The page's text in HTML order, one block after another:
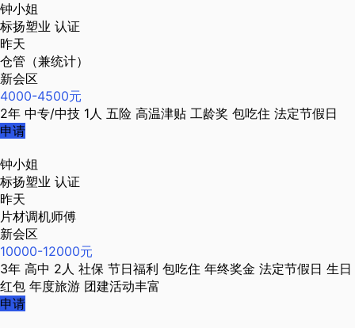
钟小姐
标扬塑业 认证
昨天
仓管（兼统计）
新会区
4000-4500元
2年 中专/中技 1人 五险 高温津贴 工龄奖 包吃住 法定节假日
申请
钟小姐
标扬塑业 认证
昨天
片材调机师傅
新会区
10000-12000元
3年 高中 2人 社保 节日福利 包吃住 年终奖金 法定节假日 生日
红包 年度旅游 团建活动丰富
申请